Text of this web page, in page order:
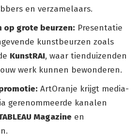
en verzamelaars.
op grote beurzen: Presentatie
kunstbeurzen zoals
KunstRAI, waar tienduizenden
werk kunnen bewonderen.
ArtOranje krijgt media-
gerenommeerde kanalen
Magazine en